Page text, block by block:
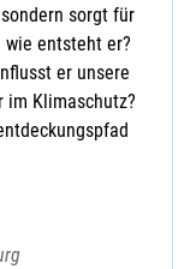
sorgt für
wie entsteht er?
er unsere
im Klimaschutz?